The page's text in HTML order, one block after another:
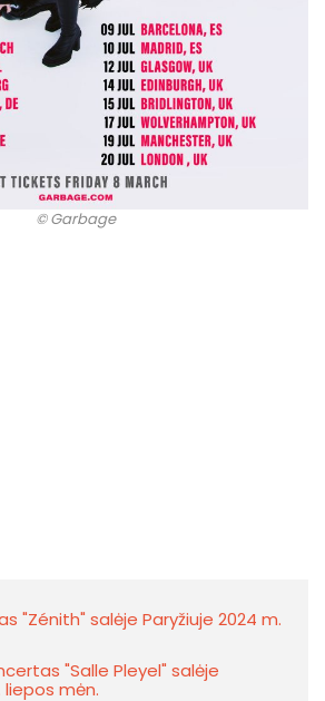
© Garbage
"Zénith" salėje Paryžiuje 2024 m.
"Salle Pleyel" salėje
liepos mėn.